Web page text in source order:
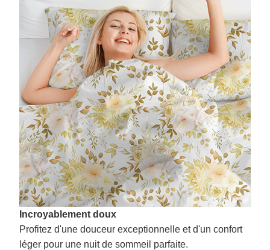
Incroyablement doux
Profitez d'une douceur exceptionnelle et d'un confort
léger pour une nuit de sommeil parfaite.